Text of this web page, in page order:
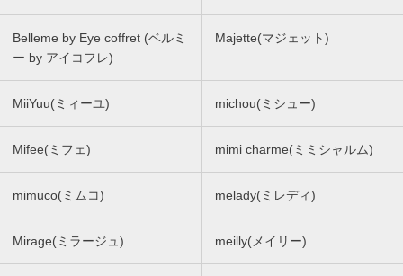
Belleme by Eye coffret (ベルミ
ー by アイコフレ)
Majette(マジェット)
MiiYuu(ミィーユ) michou(ミシュー)
Mifee(ミフェ) mimi charme(ミミシャルム)
mimuco(ミムコ) melady(ミレディ)
Mirage(ミラージュ) meilly(メイリー)